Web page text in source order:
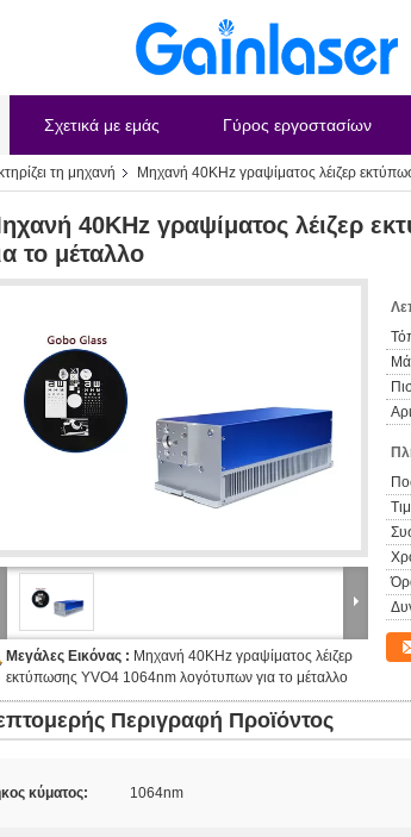
Σχετικά με εμάς Γύρος εργοστασίων
τη μηχανή Μηχανή 40KHz γραψίματος λέιζερ
40KHz γραψίματος λέιζερ
το μέταλλο
Μεγάλες Εικόνας : Μηχανή 40KHz γραψίματος λέιζερ
εκτύπωσης YVO4 1064nm λογότυπων για το μέταλλο
Περιγραφή Προϊόντος
κύματος: 1064nm